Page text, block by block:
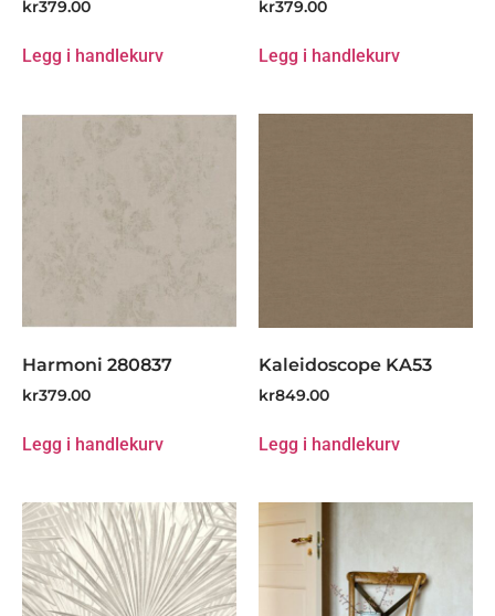
kr379.00
Legg i handlekurv
kr379.00
Legg i handlekurv
Harmoni 280837
kr379.00
Legg i handlekurv
Kaleidoscope KA53
kr849.00
Legg i handlekurv